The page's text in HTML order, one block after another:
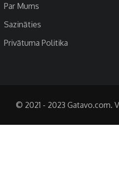
Par Mums
Sazināties
Privātuma Politika
© 2021 - 2023 Gatavo.com.